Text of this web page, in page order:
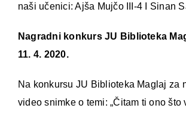
naši učenici: Ajša Mujčo III-4 I Sinan
Nagradni konkurs JU Biblioteka
11. 4. 2020.
Na konkursu JU Biblioteka Maglaj za
video snimke o temi: „Čitam ti ono što